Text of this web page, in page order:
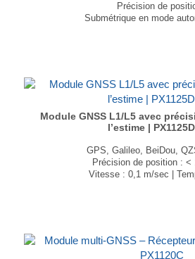
Précision de
Submétrique en mode
...
Module GNSS L1/L5 avec
l’estime |
GPS, Galileo, BeiDou,
Précision de position : <
Vitesse : 0,1 m/sec |